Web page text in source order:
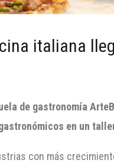
italiana
de gastronomía
en un
con más